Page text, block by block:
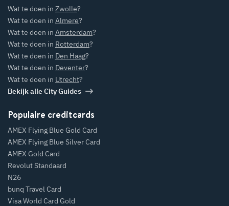
Wat te doen in Zwolle?
Wat te doen in Almere?
Wat te doen in Amsterdam?
Wat te doen in Rotterdam?
Wat te doen in Den Haag?
Wat te doen in Deventer?
Wat te doen in Utrecht?
Bekijk alle City Guides
Populaire creditcards
AMEX Flying Blue Gold Card
AMEX Flying Blue Silver Card
AMEX Gold Card
Revolut Standaard
N26
bunq Travel Card
Visa World Card Gold